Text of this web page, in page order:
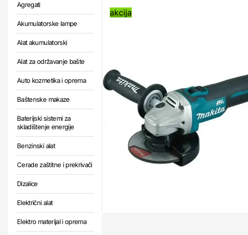
Agregati
Akumulatorske lampe
Alat akumulatorski
Alat za održavanje bašte
Auto kozmetika i oprema
Baštenske makaze
Baterijski sistemi za
skladištenje energije
Benzinski alat
Cerade zaštitne i prekrivači
Dizalice
Električni alat
Elektro materijal i oprema
akcija